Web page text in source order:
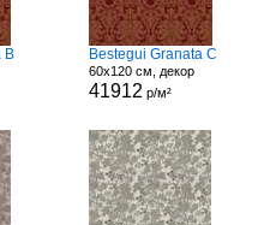
B Bestegui Granata C
60x120 см, декор
41912 р/м²